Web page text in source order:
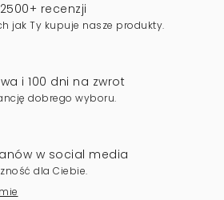
recenzji
jak Ty kupuje nasze produkty.
i 100 dni na zwrot
dobrego wyboru.
w social media
dla Ciebie.